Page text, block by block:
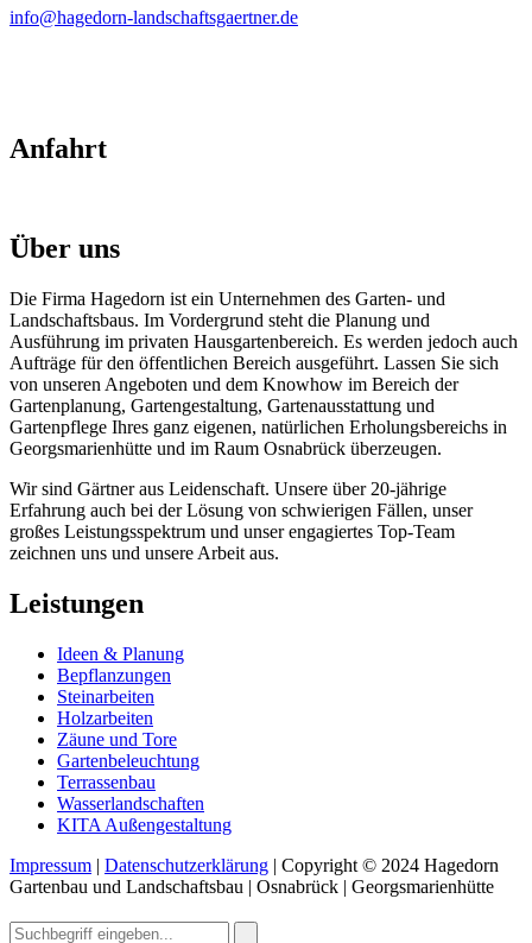
info@hagedorn-landschaftsgaertner.de
Anfahrt
Über uns
Die Firma Hagedorn ist ein Unternehmen des Garten- und
Landschaftsbaus. Im Vordergrund steht die Planung und
Ausführung im privaten Hausgartenbereich. Es werden jedoch auch
Aufträge für den öffentlichen Bereich ausgeführt. Lassen Sie sich
von unseren Angeboten und dem Knowhow im Bereich der
Gartenplanung, Gartengestaltung, Gartenausstattung und
Gartenpflege Ihres ganz eigenen, natürlichen Erholungsbereichs in
Georgsmarienhütte und im Raum Osnabrück überzeugen.
Wir sind Gärtner aus Leidenschaft. Unsere über 20-jährige
Erfahrung auch bei der Lösung von schwierigen Fällen, unser
großes Leistungsspektrum und unser engagiertes Top-Team
zeichnen uns und unsere Arbeit aus.
Leistungen
Ideen & Planung
Bepflanzungen
Steinarbeiten
Holzarbeiten
Zäune und Tore
Gartenbeleuchtung
Terrassenbau
Wasserlandschaften
KITA Außengestaltung
Impressum | Datenschutzerklärung | Copyright © 2024 Hagedorn
Gartenbau und Landschaftsbau | Osnabrück | Georgsmarienhütte